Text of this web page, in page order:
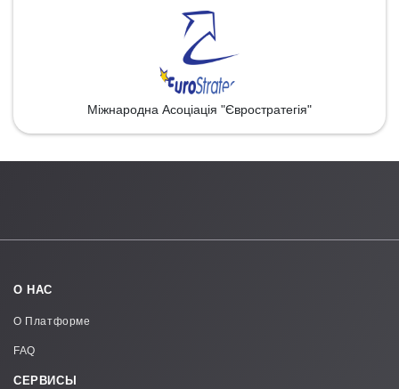
Міжнародна Асоціація "Євростратегія"
О НАС
О Платформе
FAQ
СЕРВИСЫ